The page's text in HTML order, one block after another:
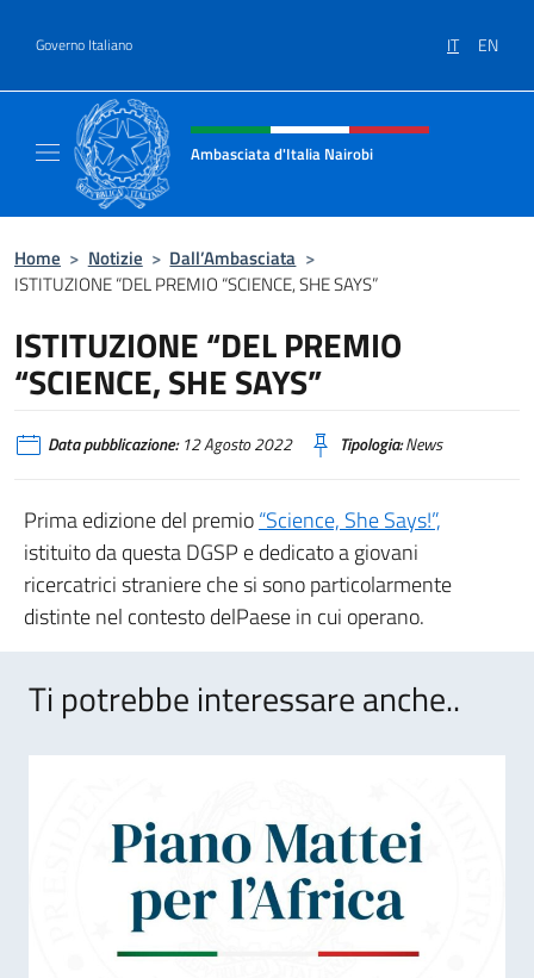
Governo Italiano IT EN
Intestazione sito, social e menù
Ambasciata d'Italia Nairobi
Home > Notizie > Dall’Ambasciata >
ISTITUZIONE “DEL PREMIO “SCIENCE, SHE SAYS”
ISTITUZIONE “DEL PREMIO
“SCIENCE, SHE SAYS”
Data pubblicazione:12 Agosto 2022 Tipologia:News
Prima edizione del premio“Science, She Says!”,
istituito da questa DGSP e dedicato a giovani
ricercatrici straniere che si sono particolarmente
distinte nel contesto delPaese in cui operano.
Ti potrebbe interessare anche..